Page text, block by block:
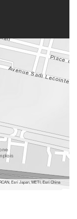
Esri Japan, METI, Esri China